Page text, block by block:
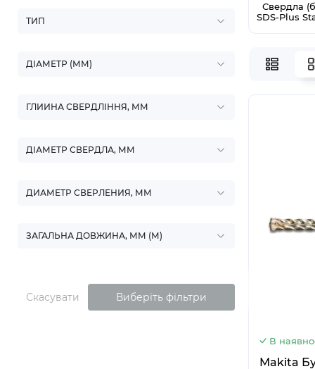
ТИП
ДІАМЕТР (ММ)
ГЛИИНА СВЕРДЛІННЯ, ММ
ДІАМЕТР СВЕРДЛА, ММ
ДИАМЕТР СВЕРЛЕНИЯ, ММ
ЗАГАЛЬНА ДОВЖИНА, ММ (М)
Скасувати Виберіть фільтри
Свердла
SDS-Plus
В
Makita